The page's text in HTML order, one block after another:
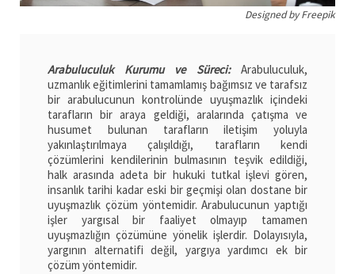
Designed by Freepik
Arabuluculuk Kurumu ve Süreci:Arabuluculuk,
uzmanlık eğitimlerini tamamlamış bağımsız ve tarafsız
bir arabulucunun kontrolünde uyuşmazlık içindeki
tarafların bir araya geldiği, aralarında çatışma ve
husumet bulunan tarafların iletişim yoluyla
yakınlaştırılmaya çalışıldığı, tarafların kendi
çözümlerini kendilerinin bulmasının teşvik edildiği,
halk arasında adeta bir hukuki tutkal işlevi gören,
insanlık tarihi kadar eski bir geçmişi olan dostane bir
uyuşmazlık çözüm yöntemidir. Arabulucunun yaptığı
işler yargısal bir faaliyet olmayıp tamamen
uyuşmazlığın çözümüne yönelik işlerdir. Dolayısıyla,
yargının alternatifi değil, yargıya yardımcı ek bir
çözüm yöntemidir.